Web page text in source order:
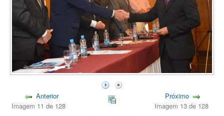
Anterior
Imagem 11 de 128
Próximo
Imagem 13 de 128